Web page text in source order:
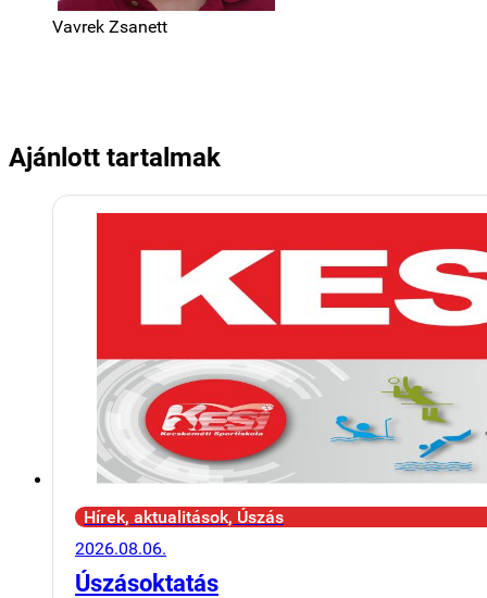
Vavrek Zsanett
Ajánlott tartalmak
Hírek, aktualitások, Úszás
2026.08.06.
Úszásoktatás